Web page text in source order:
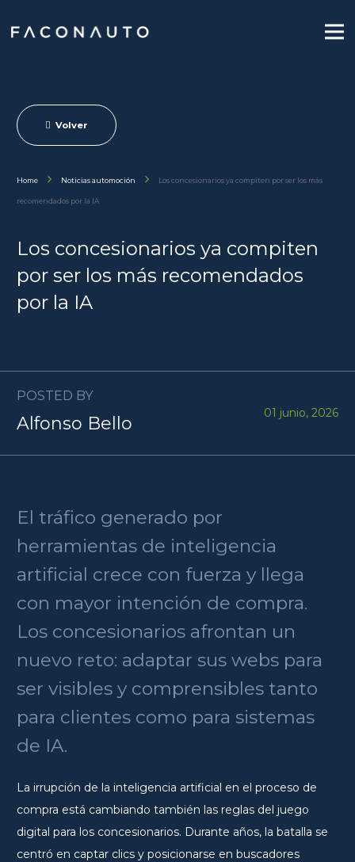
Volver
Home Noticias automoción Los concesionarios ya compiten por ser los más
recomendados por la IA
Los concesionarios ya compiten
por ser los más recomendados
por la IA
POSTED BY
Alfonso Bello 01 junio, 2026
El tráfico generado por
herramientas de inteligencia
artificial crece con fuerza y llega
con mayor intención de compra.
Los concesionarios afrontan un
nuevo reto: adaptar sus webs para
ser visibles y comprensibles tanto
para clientes como para sistemas
de IA.
La irrupción de la inteligencia artificial en el proceso de
compra está cambiando también las reglas del juego
digital para los concesionarios. Durante años, la batalla se
centró en captar clics y posicionarse en buscadores